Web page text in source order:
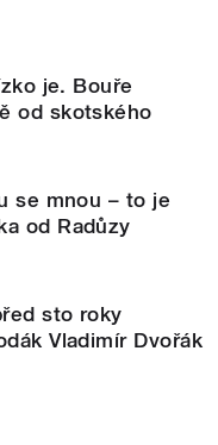
je. Bouře
od skotského
se mnou – to je
od Radůzy
sto roky
Vladimír Dvořák